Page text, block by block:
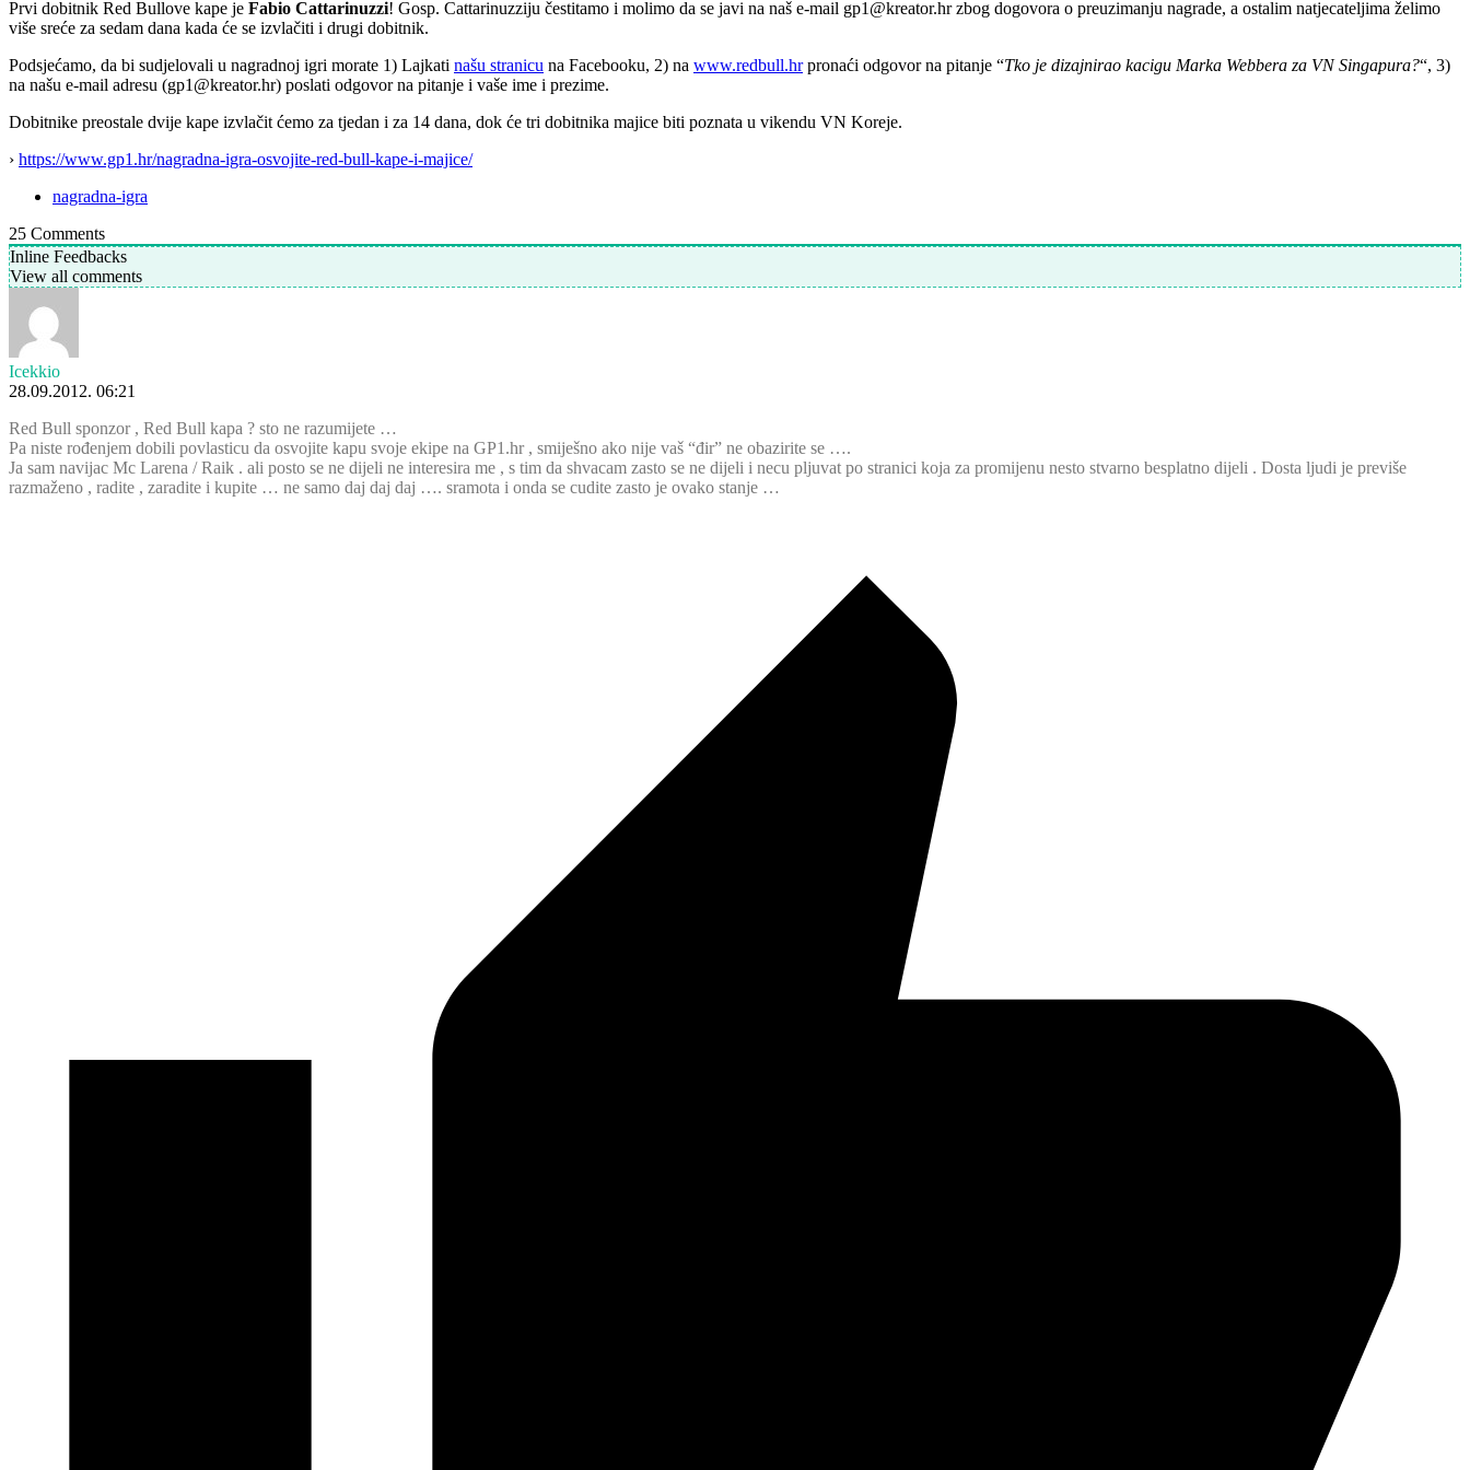
Prvi dobitnik Red Bullove kape je Fabio Cattarinuzzi! Gosp. Cattarinuzziju čestitamo i molimo da se javi na naš e-mail gp1@kreator.hr zbog dogovora o preuzimanju nagrade, a ostalim natjecateljima želimo
više sreće za sedam dana kada će se izvlačiti i drugi dobitnik.
Podsjećamo, da bi sudjelovali u nagradnoj igri morate 1) Lajkati našu stranicu na Facebooku, 2) na www.redbull.hrpronaći odgovor na pitanje “Tko je dizajnirao kacigu Marka Webbera za VN Singapura?“, 3)
na našu e-mail adresu (gp1@kreator.hr) poslati odgovor na pitanje i vaše ime i prezime.
Dobitnike preostale dvije kape izvlačit ćemo za tjedan i za 14 dana, dok će tri dobitnika majice biti poznata u vikendu VN Koreje.
› https://www.gp1.hr/nagradna-igra-osvojite-red-bull-kape-i-majice/
nagradna-igra
25 Comments
Inline Feedbacks
View all comments
Icekkio
28.09.2012. 06:21
Red Bull sponzor , Red Bull kapa ? sto ne razumijete …
Pa niste rođenjem dobili povlasticu da osvojite kapu svoje ekipe na GP1.hr , smiješno ako nije vaš “đir” ne obazirite se ….
Ja sam navijac Mc Larena / Raik . ali posto se ne dijeli ne interesira me , s tim da shvacam zasto se ne dijeli i necu pljuvat po stranici koja za promijenu nesto stvarno besplatno dijeli . Dosta ljudi je previše
razmaženo , radite , zaradite i kupite … ne samo daj daj daj …. sramota i onda se cudite zasto je ovako stanje …